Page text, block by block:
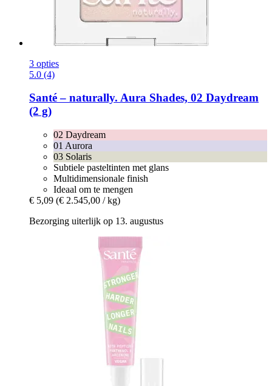
3 opties
5.0 (4)
Santé – naturally. Aura Shades, 02 Daydream
(2 g)
02 Daydream
01 Aurora
03 Solaris
Subtiele pasteltinten met glans
Multidimensionale finish
Ideaal om te mengen
€ 5,09 (€ 2.545,00 / kg)
Bezorging uiterlijk op 13. augustus